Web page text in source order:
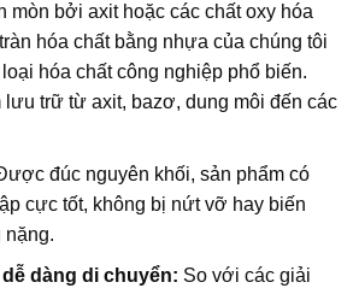
mòn bởi axit hoặc các chất oxy hóa
hóa chất bằng nhựa của chúng tôi
hóa chất công nghiệp phổ biến.
lưu trữ từ axit, bazơ, dung môi đến các
đúc nguyên khối, sản phẩm có
cực tốt, không bị nứt vỡ hay biến
nặng.
dàng di chuyển: So với các giải